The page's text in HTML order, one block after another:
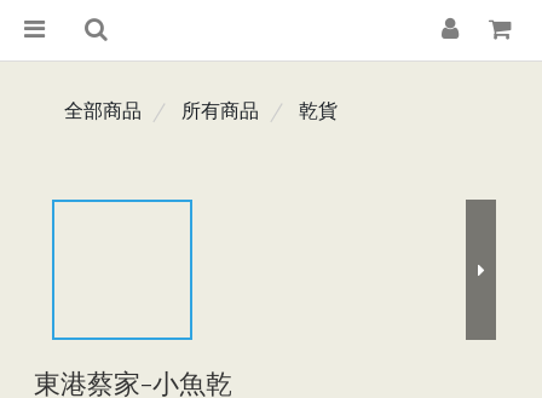
全部商品 所有商品 乾貨
東港蔡家-小魚乾